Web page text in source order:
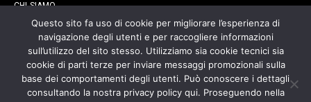
CHI SIAMO
CONTATTI
COOKIES POLICY
Questo sito fa uso di cookie per migliorare l’esperienza di
navigazione degli utenti e per raccogliere informazioni
sull’utilizzo del sito stesso. Utilizziamo sia cookie tecnici sia
cookie di parti terze per inviare messaggi promozionali sulla
base dei comportamenti degli utenti. Può conoscere i dettagli
consultando la nostra privacy policy qui. Proseguendo nella